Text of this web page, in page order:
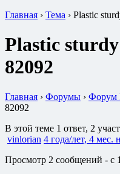
Главная › Тема › Plastic
Plastic
82092
Главная › Форумы › Форум
82092
В этой теме 1 ответ, 2
vinlorian 4 года/лет, 4 мес.
Просмотр 2 сообщений - с